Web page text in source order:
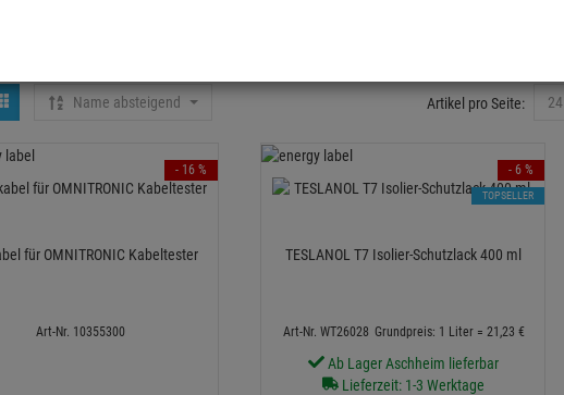
Name absteigend Artikel pro Seite: 24
für OMNITRONIC Kabeltester
Art-Nr. 10355300
- 16 %
TESLANOL T7 Isolier-Schutzlack 400 ml
Art-Nr. WT26028 Grundpreis: 1 Liter =21,23 €
Ab Lager Aschheim lieferbar
Lieferzeit: 1-3 Werktage
- 6 %
TOPSELLER